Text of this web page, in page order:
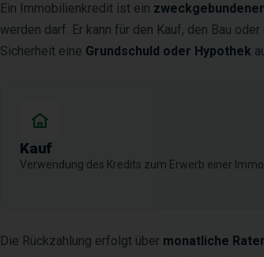
Ein Immobilienkredit ist ein
werden darf. Er kann für den Kauf, den Bau
Sicherheit eine Grundschuld oder Hypothek
Kauf
Verwendung des Kredits zum Erwerb einer
Die Rückzahlung erfolgt über monatliche